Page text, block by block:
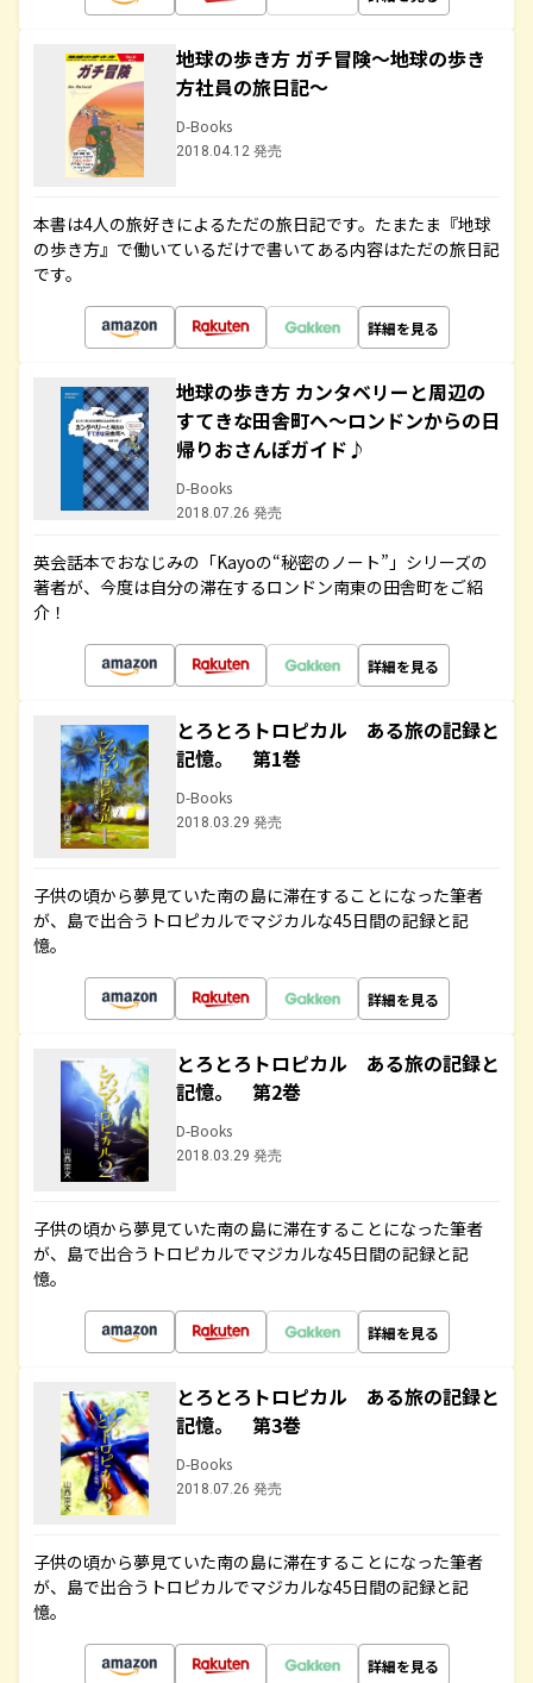
地球の歩き方 ガチ冒険～地球の歩き
方社員の旅日記～
D-Books
2018.04.12 発売
本書は4人の旅好きによるただの旅日記です。たまたま『地球
の歩き方』で働いているだけで書いてある内容はただの旅日記
です。
詳細を見る
地球の歩き方 カンタベリーと周辺の
すてきな田舎町へ～ロンドンからの日
帰りおさんぽガイド♪
D-Books
2018.07.26 発売
英会話本でおなじみの「Kayoの“秘密のノート”」シリーズの
著者が、今度は自分の滞在するロンドン南東の田舎町をご紹
介！
詳細を見る
とろとろトロピカル ある旅の記録と
記憶。 第1巻
D-Books
2018.03.29 発売
子供の頃から夢見ていた南の島に滞在することになった筆者
が、島で出合うトロピカルでマジカルな45日間の記録と記
憶。
詳細を見る
とろとろトロピカル ある旅の記録と
記憶。 第2巻
D-Books
2018.03.29 発売
子供の頃から夢見ていた南の島に滞在することになった筆者
が、島で出合うトロピカルでマジカルな45日間の記録と記
憶。
詳細を見る
とろとろトロピカル ある旅の記録と
記憶。 第3巻
D-Books
2018.07.26 発売
子供の頃から夢見ていた南の島に滞在することになった筆者
が、島で出合うトロピカルでマジカルな45日間の記録と記
憶。
詳細を見る